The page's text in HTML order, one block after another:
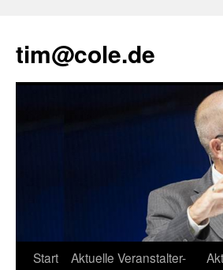
tim@cole.de
Start
Aktuelle Veranstalter-